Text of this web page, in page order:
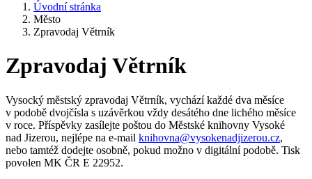
Úvodní stránka
Město
Zpravodaj Větrník
Zpravodaj Větrník
Vysocký městský zpravodaj Větrník, vychází každé dva měsíce
v podobě dvojčísla s uzávěrkou vždy desátého dne lichého měsíce
v roce. Příspěvky zasílejte poštou do Městské knihovny Vysoké
nad Jizerou, nejlépe na e-mail knihovna@vysokenadjizerou.cz,
nebo tamtéž dodejte osobně, pokud možno v digitální podobě. Tisk
povolen MK ČR E 22952.